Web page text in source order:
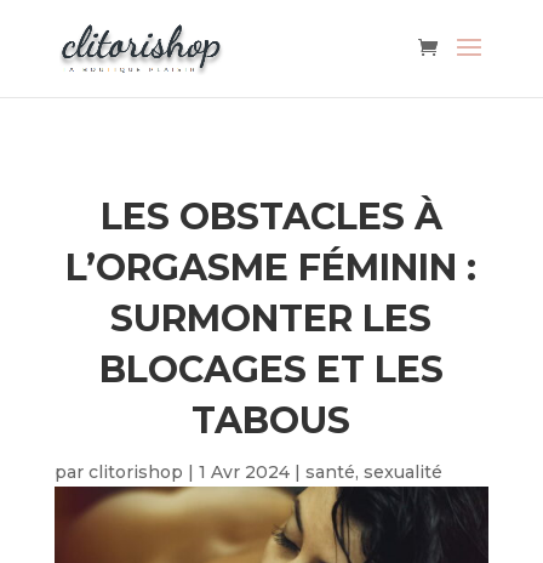
LES OBSTACLES À
L’ORGASME FÉMININ :
SURMONTER LES
BLOCAGES ET LES
TABOUS
par clitorishop | 1 Avr 2024| santé, sexualité